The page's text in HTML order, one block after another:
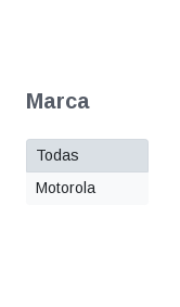
Marca
Todas
Motorola